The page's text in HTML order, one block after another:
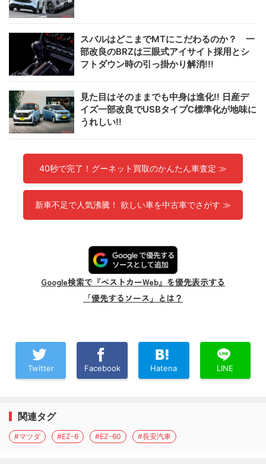
スバルはどこまでMTにこだわるのか？ 一
部改良のBRZは三眼式アイサイト採用とシ
フトダウン時の引っ掛かり解消!!!
見た目はそのままでも中身は進化!! 日産デ
イズ一部改良でUSBタイプC標準化が地味に
うれしい!!
40秒で完了！グーネット買取のかんたん車査定 ≫
新車不足で人気沸騰！ 欲しい車を中古車でさがす ≫
Google検索で『ベストカーWeb』を優先表示する
「優先するソース」とは？
Twitter Facebook Hatena LINE
関連タグ
#マツダ #EZ-6 #EZ-60 #長安汽車